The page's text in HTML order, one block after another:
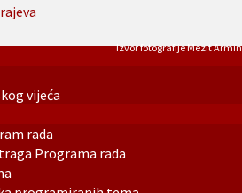
vijeća
rada
Programa rada
Izvor fotografije Mezit Armin